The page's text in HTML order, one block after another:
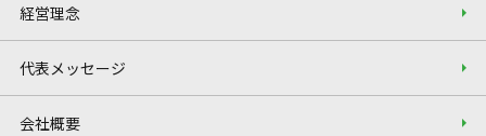
経営理念
代表メッセージ
会社概要